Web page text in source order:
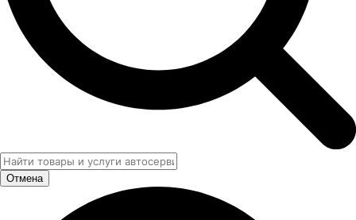
Отмена